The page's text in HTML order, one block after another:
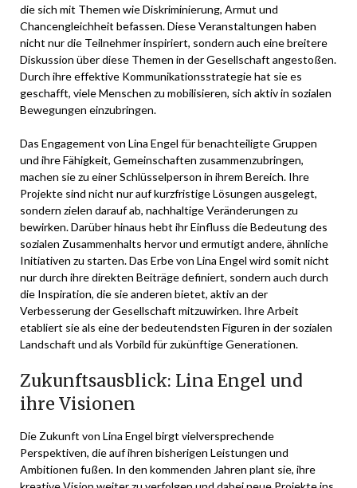
die sich mit Themen wie Diskriminierung, Armut und
Chancengleichheit befassen. Diese Veranstaltungen haben
nicht nur die Teilnehmer inspiriert, sondern auch eine breitere
Diskussion über diese Themen in der Gesellschaft angestoßen.
Durch ihre effektive Kommunikationsstrategie hat sie es
geschafft, viele Menschen zu mobilisieren, sich aktiv in sozialen
Bewegungen einzubringen.
Das Engagement von Lina Engel für benachteiligte Gruppen
und ihre Fähigkeit, Gemeinschaften zusammenzubringen,
machen sie zu einer Schlüsselperson in ihrem Bereich. Ihre
Projekte sind nicht nur auf kurzfristige Lösungen ausgelegt,
sondern zielen darauf ab, nachhaltige Veränderungen zu
bewirken. Darüber hinaus hebt ihr Einfluss die Bedeutung des
sozialen Zusammenhalts hervor und ermutigt andere, ähnliche
Initiativen zu starten. Das Erbe von Lina Engel wird somit nicht
nur durch ihre direkten Beiträge definiert, sondern auch durch
die Inspiration, die sie anderen bietet, aktiv an der
Verbesserung der Gesellschaft mitzuwirken. Ihre Arbeit
etabliert sie als eine der bedeutendsten Figuren in der sozialen
Landschaft und als Vorbild für zukünftige Generationen.
Zukunftsausblick: Lina Engel und
ihre Visionen
Die Zukunft von Lina Engel birgt vielversprechende
Perspektiven, die auf ihren bisherigen Leistungen und
Ambitionen fußen. In den kommenden Jahren plant sie, ihre